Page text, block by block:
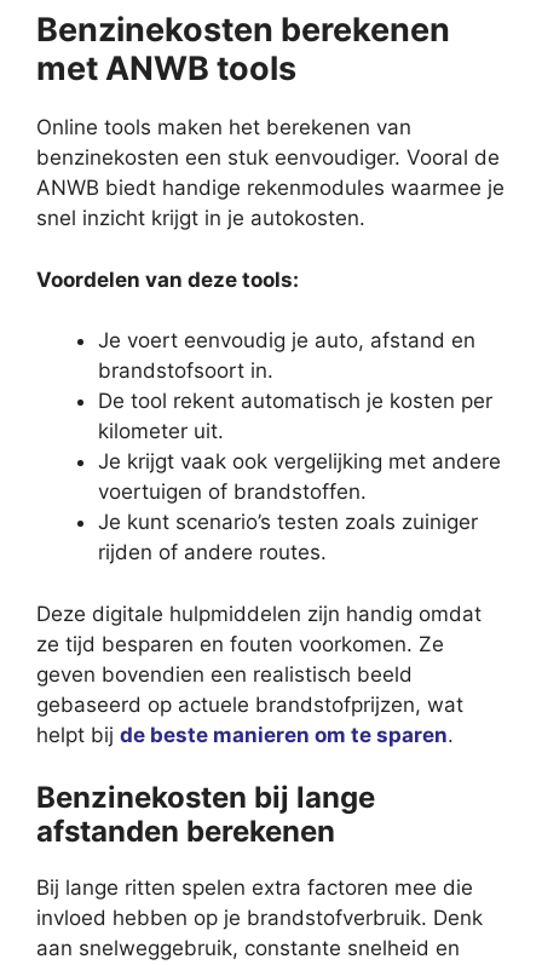
Benzinekosten berekenen
met ANWB tools
Online tools maken het berekenen van
benzinekosten een stuk eenvoudiger. Vooral de
ANWB biedt handige rekenmodules waarmee je
snel inzicht krijgt in je autokosten.
Voordelen van deze tools:
Je voert eenvoudig je auto, afstand en
brandstofsoort in.
De tool rekent automatisch je kosten per
kilometer uit.
Je krijgt vaak ook vergelijking met andere
voertuigen of brandstoffen.
Je kunt scenario’s testen zoals zuiniger
rijden of andere routes.
Deze digitale hulpmiddelen zijn handig omdat
ze tijd besparen en fouten voorkomen. Ze
geven bovendien een realistisch beeld
gebaseerd op actuele brandstofprijzen, wat
helpt bij de beste manieren om te sparen.
Benzinekosten bij lange
afstanden berekenen
Bij lange ritten spelen extra factoren mee die
invloed hebben op je brandstofverbruik. Denk
aan snelweggebruik, constante snelheid en